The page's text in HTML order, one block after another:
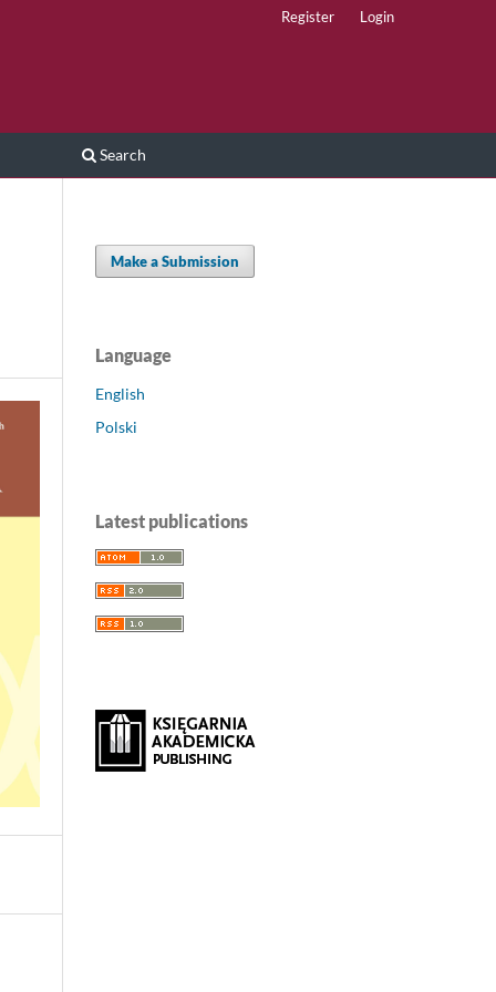
Search
Register Login
Make a Submission
Language
English
Polski
Latest publications